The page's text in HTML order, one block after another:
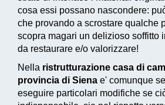
cosa essi possano nascondere:
che provando a scrostare qualche
scopra magari un delizioso soffitto
da restaurare e/o valorizzare!
Nella ristrutturazione casa di
provincia di Siena e' comunque
eseguire particolari modifiche se